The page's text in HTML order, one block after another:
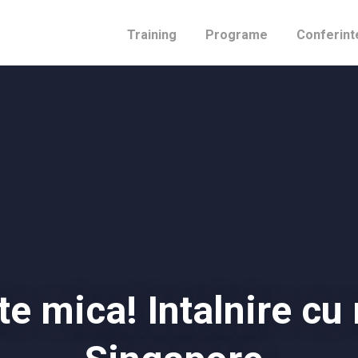
Training Programe
mica! Intalnire cu